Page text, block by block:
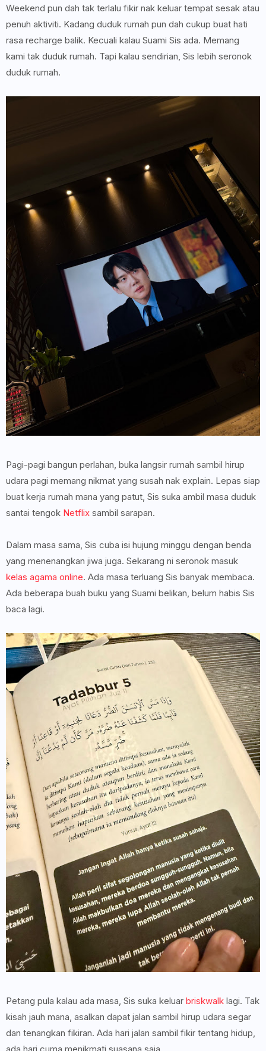
Weekend pun dah tak terlalu fikir nak keluar tempat sesak atau
penuh aktiviti. Kadang duduk rumah pun dah cukup buat hati
rasa recharge balik. Kecuali kalau Suami Sis ada. Memang
kami tak duduk rumah. Tapi kalau sendirian, Sis lebih seronok
duduk rumah.
Pagi-pagi bangun perlahan, buka langsir rumah sambil hirup
udara pagi memang nikmat yang susah nak explain. Lepas siap
buat kerja rumah mana yang patut, Sis suka ambil masa duduk
santai tengok Netflix sambil sarapan.
Dalam masa sama, Sis cuba isi hujung minggu dengan benda
yang menenangkan jiwa juga. Sekarang ni seronok masuk
kelas agama online. Ada masa terluang Sis banyak membaca.
Ada beberapa buah buku yang Suami belikan, belum habis Sis
baca lagi.
Petang pula kalau ada masa, Sis suka keluar briskwalk lagi. Tak
kisah jauh mana, asalkan dapat jalan sambil hirup udara segar
dan tenangkan fikiran. Ada hari jalan sambil fikir tentang hidup,